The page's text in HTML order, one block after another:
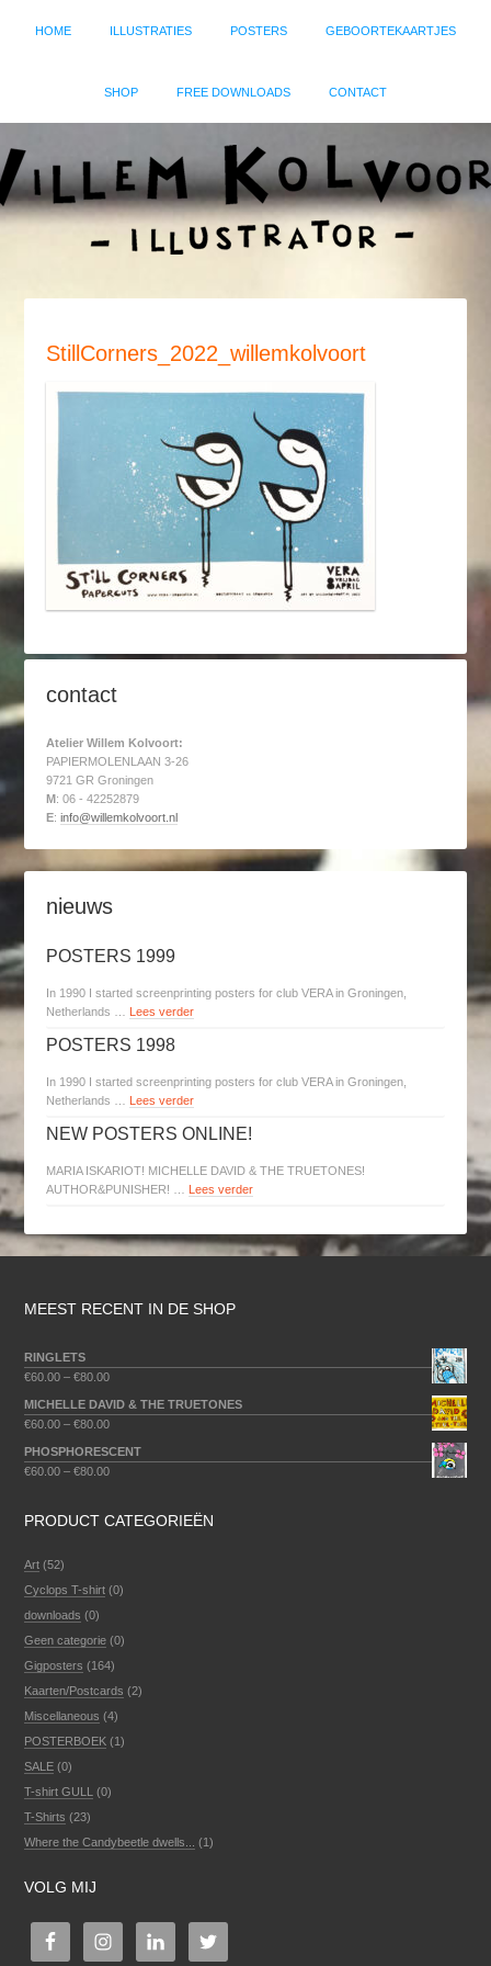
HOME ILLUSTRATIES POSTERS GEBOORTEKAARTJES
SHOP FREE DOWNLOADS CONTACT
StillCorners_2022_willemkolvoort
contact
Atelier Willem Kolvoort:
PAPIERMOLENLAAN 3-26
9721 GR Groningen
M: 06 - 42252879
E:info@willemkolvoort.nl
nieuws
POSTERS 1999
In 1990 I started screenprinting posters for club VERA in Groningen,
Netherlands … Lees verder
POSTERS 1998
In 1990 I started screenprinting posters for club VERA in Groningen,
Netherlands … Lees verder
NEW POSTERS ONLINE!
MARIA ISKARIOT! MICHELLE DAVID & THE TRUETONES!
AUTHOR&PUNISHER! … Lees verder
MEEST RECENT IN DE SHOP
RINGLETS
€60.00 –€80.00
MICHELLE DAVID & THE TRUETONES
€60.00 –€80.00
PHOSPHORESCENT
€60.00 –€80.00
PRODUCT CATEGORIEËN
Art (52)
Cyclops T-shirt (0)
downloads (0)
Geen categorie (0)
Gigposters (164)
Kaarten/Postcards (2)
Miscellaneous (4)
POSTERBOEK (1)
SALE (0)
T-shirt GULL
(0)
T-Shirts (23)
Where the Candybeetle dwells...
(1)
VOLG MIJ